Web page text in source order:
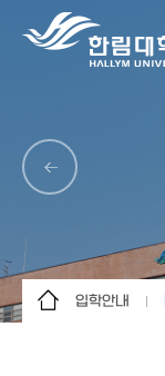
입학안내